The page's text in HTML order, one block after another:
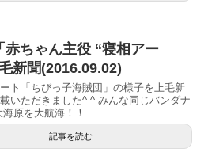
赤ちゃん主役 “寝相アー
新聞(2016.09.02)
ト「ちびっ子海賊団」の様子を上毛新
いただきました^ ^ みんな同じバンダナ
原を大航海！！
記事を読む